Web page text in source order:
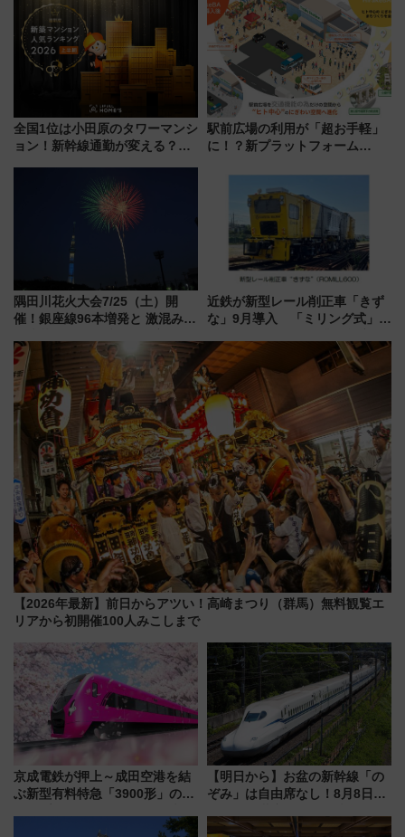
暇村のお得な日帰りプランも登
場
ZOO」開催情報
全国1位は小田原のタワーマンシ
ョン！新幹線通勤が変える？
【新築マンション人気ランキン
駅前広場の利用が「超お手軽」
に！？新プラットフォーム
どに【JR東日本】
隅田川花火大会7/25（土）開
催！銀座線96本増発と 激混みの
アクセス攻略法、2万発の花火が
都心の夜に！
近鉄が新型レール削正車「きず
な」9月導入 「ミリング式」採
化！安全性や乗り心地の向上に
貢献するだけでなく、全線区で
活躍するための仕組みも
【2026年最新】前日からアツい！高崎まつり（群馬）無料観覧エ
リアから初開催100人みこしまで
京成電鉄が押上～成田空港を結
ぶ新型有料特急「3900形」のコ
【明日から】お盆の新幹線「の
ぞみ」は自由席なし！8月8日午
せば空きが見つかることも 混